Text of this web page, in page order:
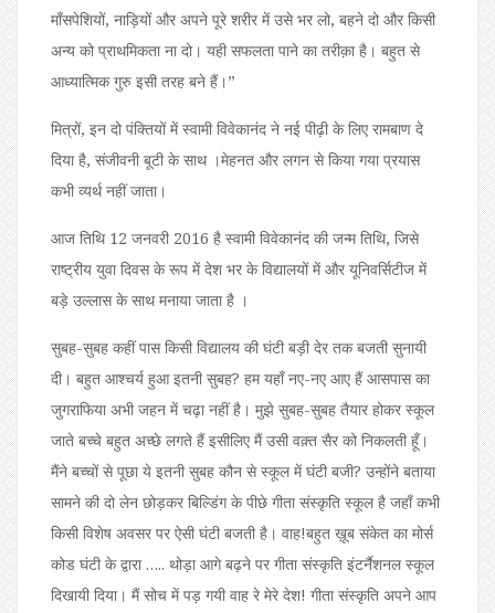
माँसपेशियों, नाड़ियों और अपने पूरे शरीर में उसे भर लो, बहने दो और किसी
अन्य को प्राथमिकता ना दो। यही सफलता पाने का तरीक़ा है। बहुत से
आध्यात्मिक गुरु इसी तरह बने हैं।”
मित्रों, इन दो पंक्तियों में स्वामी विवेकानंद ने नई पीढ़ी के लिए रामबाण दे
दिया है, संजीवनी बूटी के साथ ।मेहनत और लगन से किया गया प्रयास
कभी व्यर्थ नहीं जाता।
आज तिथि 12 जनवरी 2016 है स्वामी विवेकानंद की जन्म तिथि, जिसे
राष्ट्रीय युवा दिवस के रूप में देश भर के विद्यालयों में और यूनिवर्सिटीज में
बड़े उल्लास के साथ मनाया जाता है ।
सुबह-सुबह कहीं पास किसी विद्यालय की घंटी बड़ी देर तक बजती सुनायी
दी। बहुत आश्चर्य हुआ इतनी सुबह? हम यहाँ नए-नए आए हैं आसपास का
जुगराफिया अभी जहन में चढ़ा नहीं है। मुझे सुबह-सुबह तैयार होकर स्कूल
जाते बच्चे बहुत अच्छे लगते हैं इसीलिए मैं उसी वक़्त सैर को निकलती हूँ।
मैंने बच्चों से पूछा ये इतनी सुबह कौन से स्कूल में घंटी बजी? उन्होंने बताया
सामने की दो लेन छोड़कर बिल्डिंग के पीछे गीता संस्कृति स्कूल है जहाँ कभी
किसी विशेष अवसर पर ऐसी घंटी बजती है। वाह!बहुत ख़ूब संकेत का मोर्स
कोड घंटी के द्वारा ….. थोड़ा आगे बढ़ने पर गीता संस्कृति इंटर्नैशनल स्कूल
दिखायी दिया। मैं सोच में पड़ गयी वाह रे मेरे देश! गीता संस्कृति अपने आप